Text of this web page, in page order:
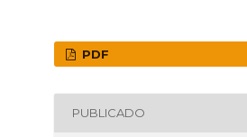
PDF
PUBLICADO